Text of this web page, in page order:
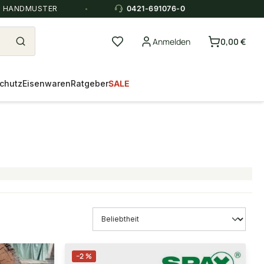
0421-691076-0
Anmelden 0,00 €
EisenwarenRatgeberSALE
−2 %